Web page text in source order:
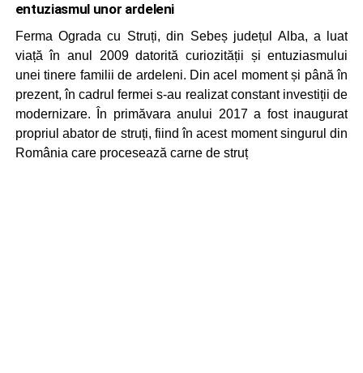
entuziasmul unor ardeleni
Ferma Ograda cu Struți, din Sebeș județul Alba, a luat
viață în anul 2009 datorită curiozității și entuziasmului
unei tinere familii de ardeleni. Din acel moment și până în
prezent, în cadrul fermei s-au realizat constant investiții de
modernizare. În primăvara anului 2017 a fost inaugurat
propriul abator de struți, fiind în acest moment singurul din
România care procesează carne de struț